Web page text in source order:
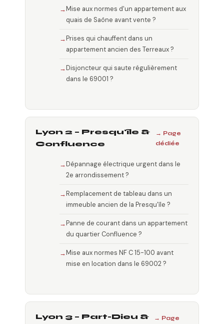
Mise aux normes d'un appartement aux
quais de Saône avant vente ?
Prises qui chauffent dans un
appartement ancien des Terreaux ?
Disjoncteur qui saute régulièrement
dans le 69001 ?
Lyon 2 – Presqu'île &
Confluence
→ Page
dédiée
Dépannage électrique urgent dans le
2e arrondissement ?
Remplacement de tableau dans un
immeuble ancien de la Presqu'île ?
Panne de courant dans un appartement
du quartier Confluence ?
Mise aux normes NF C 15-100 avant
mise en location dans le 69002 ?
Lyon 3 – Part-Dieu &
→ Page